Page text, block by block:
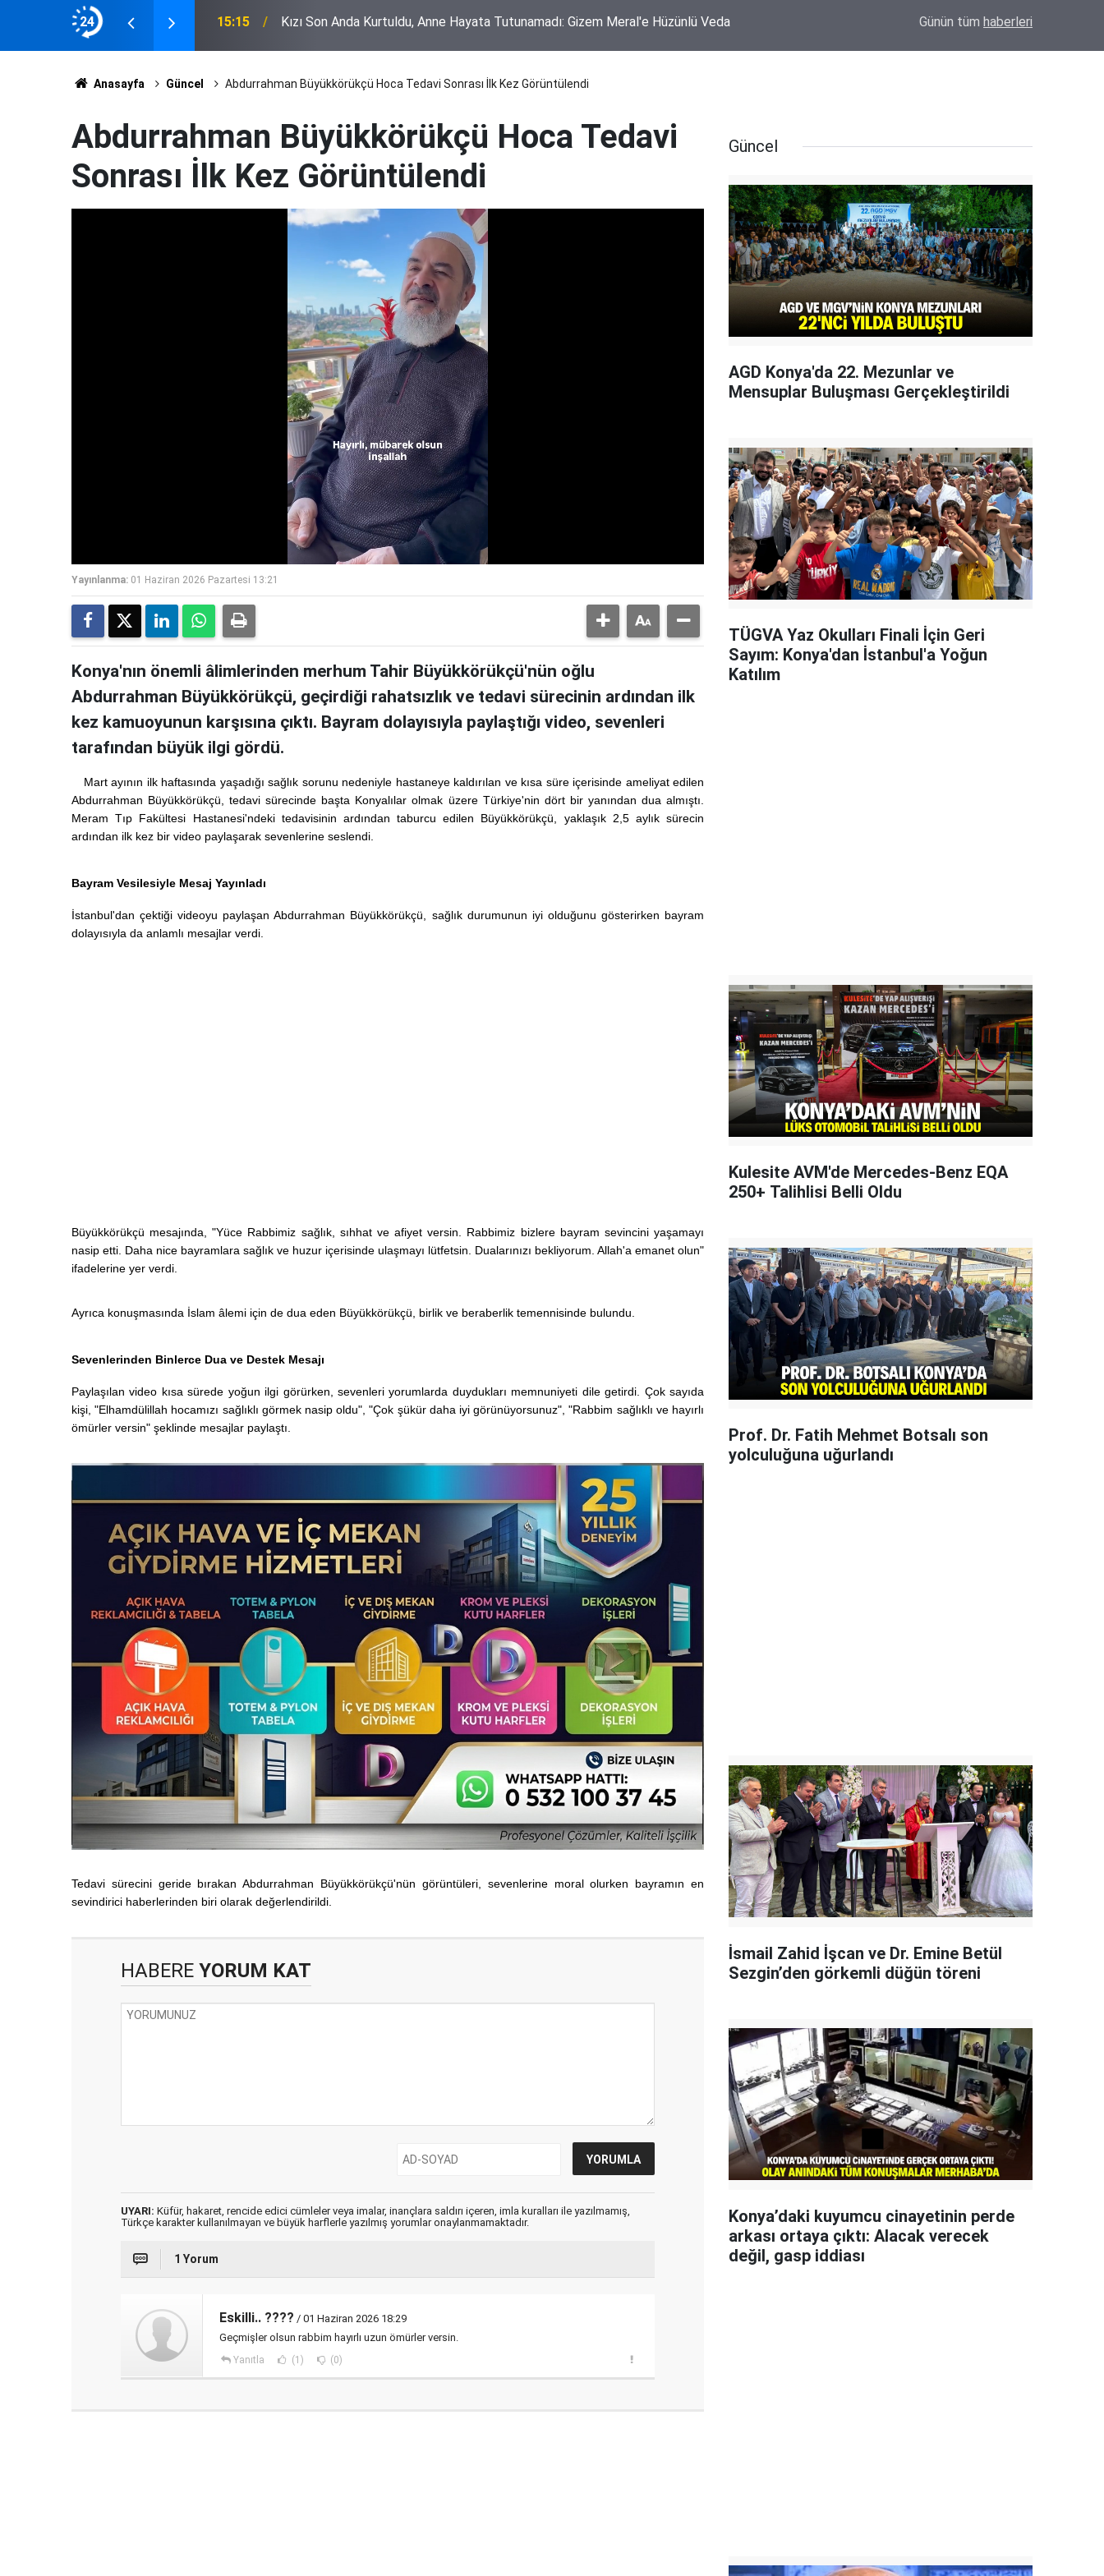
24
Meral'e Hüzünlü Veda 12:29 Kaputaş’taki olayda yaralanan Merve Esgi’den kritik gelişme Tahir Gök Son Yolculuğuna Uğurlanıyor
Günün tüm haberleri
Anasayfa Güncel Abdurrahman Büyükkörükçü Hoca Tedavi Sonrası İlk Kez Görüntülendi
Abdurrahman Büyükkörükçü Hoca Tedavi
Sonrası İlk Kez Görüntülendi
Yayınlanma: 01 Haziran 2026 Pazartesi 13:21
Konya'nın önemli âlimlerinden merhum Tahir Büyükkörükçü'nün oğlu
Abdurrahman Büyükkörükçü, geçirdiği rahatsızlık ve tedavi sürecinin ardından ilk
kez kamuoyunun karşısına çıktı. Bayram dolayısıyla paylaştığı video, sevenleri
tarafından büyük ilgi gördü.
Mart ayının ilk haftasında yaşadığı sağlık sorunu nedeniyle hastaneye kaldırılan ve kısa süre içerisinde ameliyat edilen
Abdurrahman Büyükkörükçü, tedavi sürecinde başta Konyalılar olmak üzere Türkiye'nin dört bir yanından dua almıştı.
Meram Tıp Fakültesi Hastanesi'ndeki tedavisinin ardından taburcu edilen Büyükkörükçü, yaklaşık 2,5 aylık sürecin
ardından ilk kez bir video paylaşarak sevenlerine seslendi.
Bayram Vesilesiyle Mesaj Yayınladı
İstanbul'dan çektiği videoyu paylaşan Abdurrahman Büyükkörükçü, sağlık durumunun iyi olduğunu gösterirken bayram
dolayısıyla da anlamlı mesajlar verdi.
Büyükkörükçü mesajında, "Yüce Rabbimiz sağlık, sıhhat ve afiyet versin. Rabbimiz bizlere bayram sevincini yaşamayı
nasip etti. Daha nice bayramlara sağlık ve huzur içerisinde ulaşmayı lütfetsin. Dualarınızı bekliyorum. Allah'a emanet olun"
ifadelerine yer verdi.
Ayrıca konuşmasında İslam âlemi için de dua eden Büyükkörükçü, birlik ve beraberlik temennisinde bulundu.
Sevenlerinden Binlerce Dua ve Destek Mesajı
Paylaşılan video kısa sürede yoğun ilgi görürken, sevenleri yorumlarda duydukları memnuniyeti dile getirdi. Çok sayıda
kişi, "Elhamdülillah hocamızı sağlıklı görmek nasip oldu", "Çok şükür daha iyi görünüyorsunuz", "Rabbim sağlıklı ve hayırlı
ömürler versin" şeklinde mesajlar paylaştı.
Tedavi sürecini geride bırakan Abdurrahman Büyükkörükçü'nün görüntüleri, sevenlerine moral olurken bayramın en
sevindirici haberlerinden biri olarak değerlendirildi.
HABERE YORUM KAT
UYARI: Küfür, hakaret, rencide edici cümleler veya imalar, inançlara saldırı içeren, imla kuralları ile yazılmamış,
Türkçe karakter kullanılmayan ve büyük harflerle yazılmış yorumlar onaylanmamaktadır.
1 Yorum
Eskilli.. ???? / 01 Haziran 2026 18:29
Geçmişler olsun rabbim hayırlı uzun ömürler versin.
Yanıtla (1) (0)
Güncel
AGD Konya'da 22. Mezunlar ve
Mensuplar Buluşması Gerçekleştirildi
TÜGVA Yaz Okulları Finali İçin Geri
Sayım: Konya'dan İstanbul'a Yoğun
Katılım
Kulesite AVM'de Mercedes-Benz EQA
250+ Talihlisi Belli Oldu
Prof. Dr. Fatih Mehmet Botsalı son
yolculuğuna uğurlandı
İsmail Zahid İşcan ve Dr. Emine Betül
Sezgin’den görkemli düğün töreni
Konya’daki kuyumcu cinayetinin perde
arkası ortaya çıktı: Alacak verecek
değil, gasp iddiası